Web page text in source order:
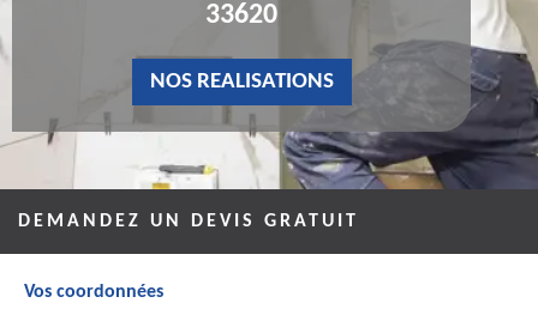
33620
NOS REALISATIONS
DEMANDEZ UN DEVIS GRATUIT
Vos coordonnées